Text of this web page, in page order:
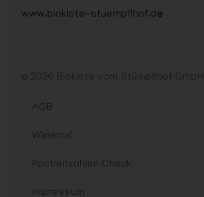
www.biokiste-stuempflhof.de
© 2026 Biokiste vom Stümpflhof GmbH
AGB
Widerruf
Postleitzahlen Check
Impressum